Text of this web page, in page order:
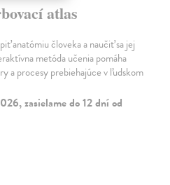
atlas
anatómiu človeka a naučiť sa jej
metóda učenia pomáha
a procesy prebiehajúce v ľudskom
zasielame do 12 dní od